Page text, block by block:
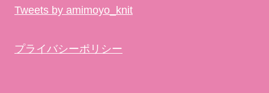
Tweets by amimoyo_knit
プライバシーポリシー